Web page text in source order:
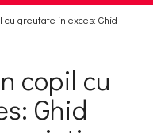
greutate in exces: Ghid
copil cu
Ghid